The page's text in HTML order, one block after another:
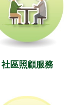
社區照顧服務